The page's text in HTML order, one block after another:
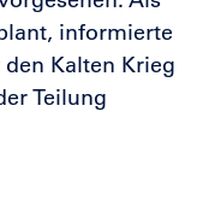
informierte
Kalten Krieg
Teilung